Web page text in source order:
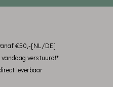
€50,-[NL/DE]
vandaag verstuurd!*
leverbaar